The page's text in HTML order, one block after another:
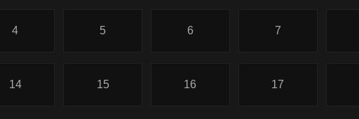
4 5 6 7
14 15 16 17